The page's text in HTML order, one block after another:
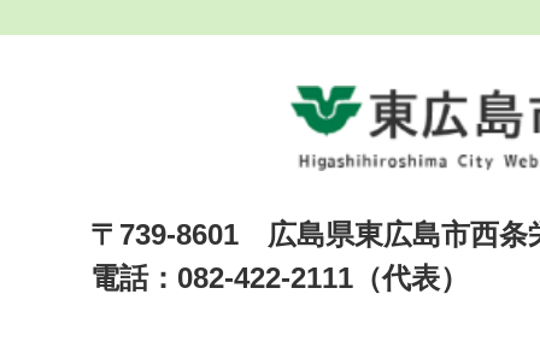
〒739-8601 広島県東広島市西
電話：082-422-2111（代表）